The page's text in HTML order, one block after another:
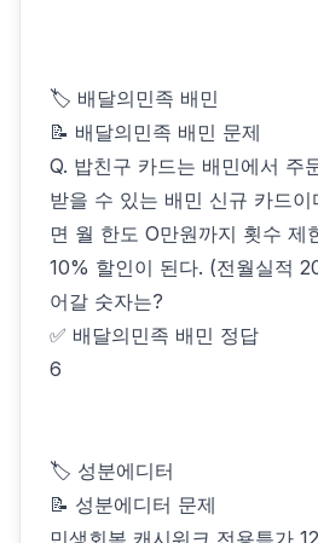
🏷 배달의민족 배민
📝 배달의민족 배민 문제
Q. 밥친구 카드는 배민에서 주
받을 수 있는 배민 신규 카드
면 월 한도 O만원까지 횟수 제
10% 할인이 된다. (전월실적
어갈 숫자는?
✅ 배달의민족 배민 정답
6
🏷 성분에디터
📝 성분에디터 문제
민생회복 캐시워크 전용특가